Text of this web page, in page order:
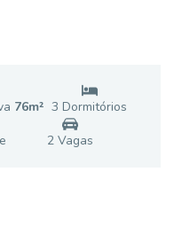
76m² 3 Dormitórios
2Vagas